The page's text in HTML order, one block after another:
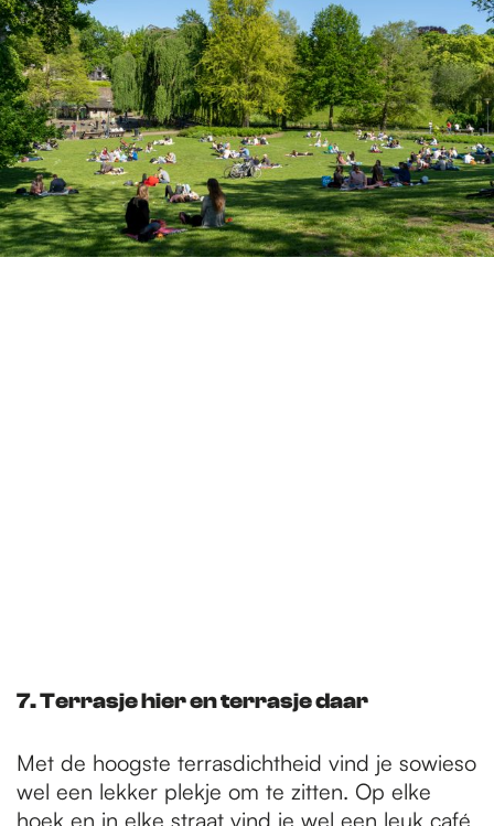
7. Terrasje hier en terrasje daar
Met de hoogste terrasdichtheid vind je sowieso
wel een lekker plekje om te zitten. Op elke
hoek en in elke straat vind je wel een leuk café